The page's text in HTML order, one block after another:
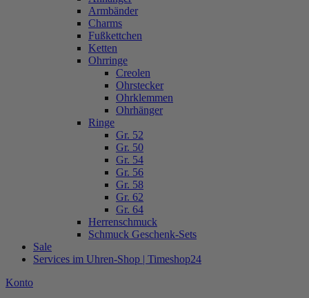
Armbänder
Charms
Fußkettchen
Ketten
Ohrringe
Creolen
Ohrstecker
Ohrklemmen
Ohrhänger
Ringe
Gr. 52
Gr. 50
Gr. 54
Gr. 56
Gr. 58
Gr. 62
Gr. 64
Herrenschmuck
Schmuck Geschenk-Sets
Sale
Services im Uhren-Shop | Timeshop24
Konto